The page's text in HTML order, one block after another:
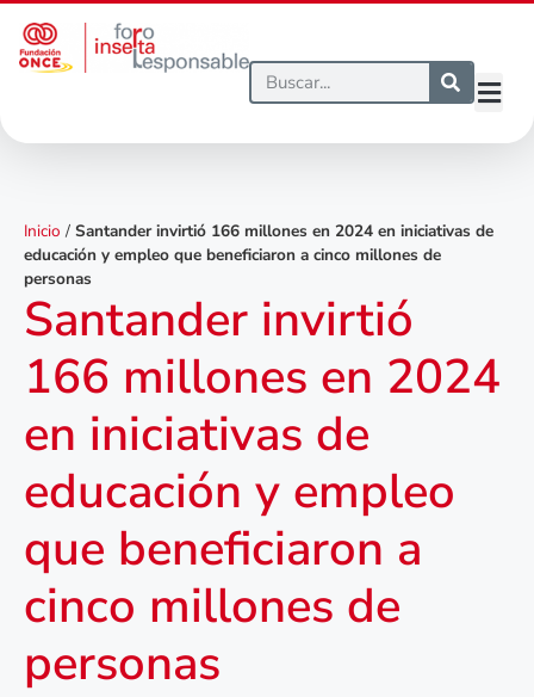
Inicio / Santander invirtió 166 millones en 2024 en iniciativas de
educación y empleo que beneficiaron a cinco millones de
personas
Santander invirtió
166 millones en 2024
en iniciativas de
educación y empleo
que beneficiaron a
cinco millones de
personas